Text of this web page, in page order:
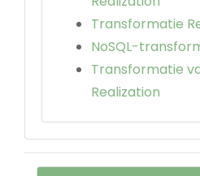
Transformatie
NoSQL-
Transformatie
Realization